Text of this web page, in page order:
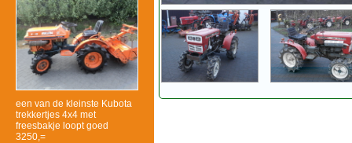
een van de kleinste Kubota
trekkertjes 4x4 met
freesbakje loopt goed
3250,=